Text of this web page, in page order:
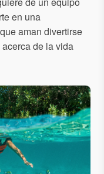
en una
aman divertirse
de la vida